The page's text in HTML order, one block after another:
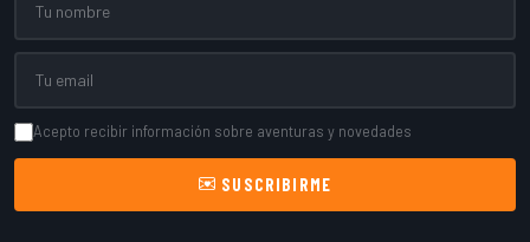
Acepto recibir información sobre aventuras y novedades
SUSCRIBIRME